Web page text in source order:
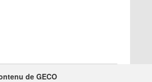
de GECO